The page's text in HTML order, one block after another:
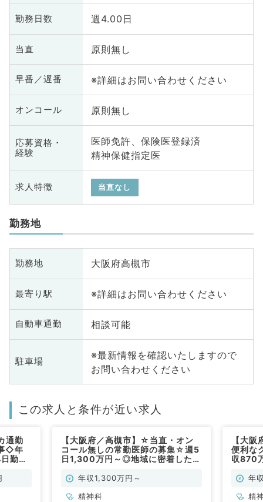
勤務日数 週4.00日
当直 原則無し
早番／遅番 ※詳細はお問い合わせください
オンコール 原則無し
応募資格・
経験
医師免許、保険医登録済
精神保健指定医
求人特徴 当直なし
勤務地
勤務地 大阪府高槻市
最寄り駅 ※詳細はお問い合わせください
自動車通勤 相談可能
駐車場
※最新情報を確認いたしますので
お問い合わせください
この求人と条件が近い求人
通勤
◇年
勤務
【大阪府／高槻市】☆当直・オン
コール無しの常勤医師の募集☆週5
日1,300万円～◎地域に密着した病
（精神科／常勤）
年収1,300万円～
精神科
【大
便利な
収870
（精神
年
精